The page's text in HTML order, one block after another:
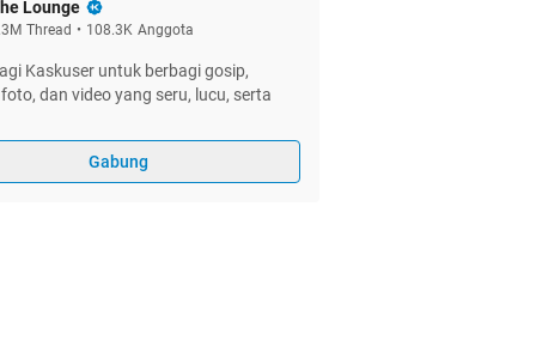
Lounge
Thread • 108.3K Anggota
Kaskuser untuk berbagi gosip,
dan video yang seru, lucu, serta
Gabung